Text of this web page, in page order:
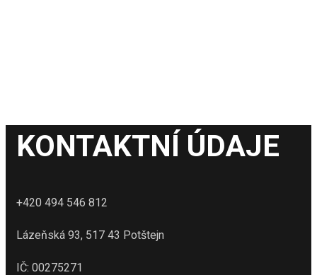
KONTAKTNÍ ÚDAJE
+420 494 546 812
Lázeňská 93, 517 43 Potštejn
IČ: 00275271